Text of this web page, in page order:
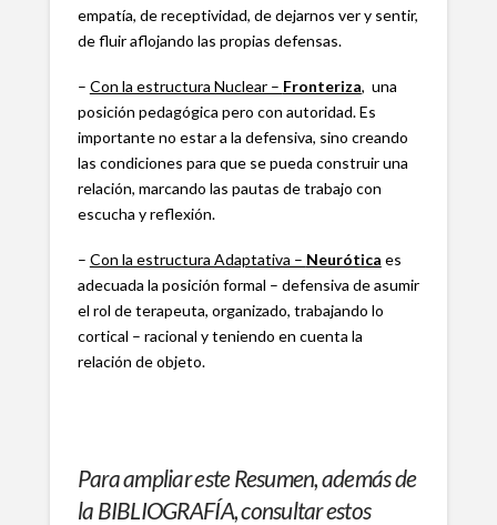
empatía, de receptividad, de dejarnos ver y sentir,
de fluir aflojando las propias defensas.
– Con la estructura Nuclear – Fronteriza, una
posición pedagógica pero con autoridad. Es
importante no estar a la defensiva, sino creando
las condiciones para que se pueda construir una
relación, marcando las pautas de trabajo con
escucha y reflexión.
– Con la estructura Adaptativa – Neurótica es
adecuada la posición formal – defensiva de asumir
el rol de terapeuta, organizado, trabajando lo
cortical – racional y teniendo en cuenta la
relación de objeto.
Para ampliar este Resumen, además de
la BIBLIOGRAFÍA, consultar estos